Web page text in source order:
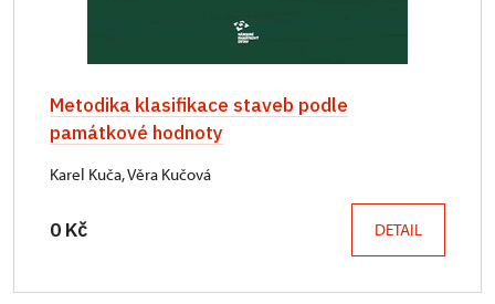
Metodika klasifikace staveb podle
památkové hodnoty
Karel Kuča, Věra Kučová
0 Kč DETAIL